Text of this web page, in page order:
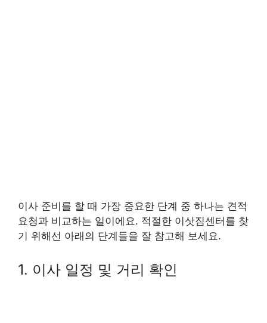
이사 준비를 할 때 가장 중요한 단계 중 하나는 견적
요청과 비교하는 일이에요. 적절한 이삿짐센터를 찾
기 위해선 아래의 단계들을 잘 참고해 보세요.
1. 이사 일정 및 거리 확인